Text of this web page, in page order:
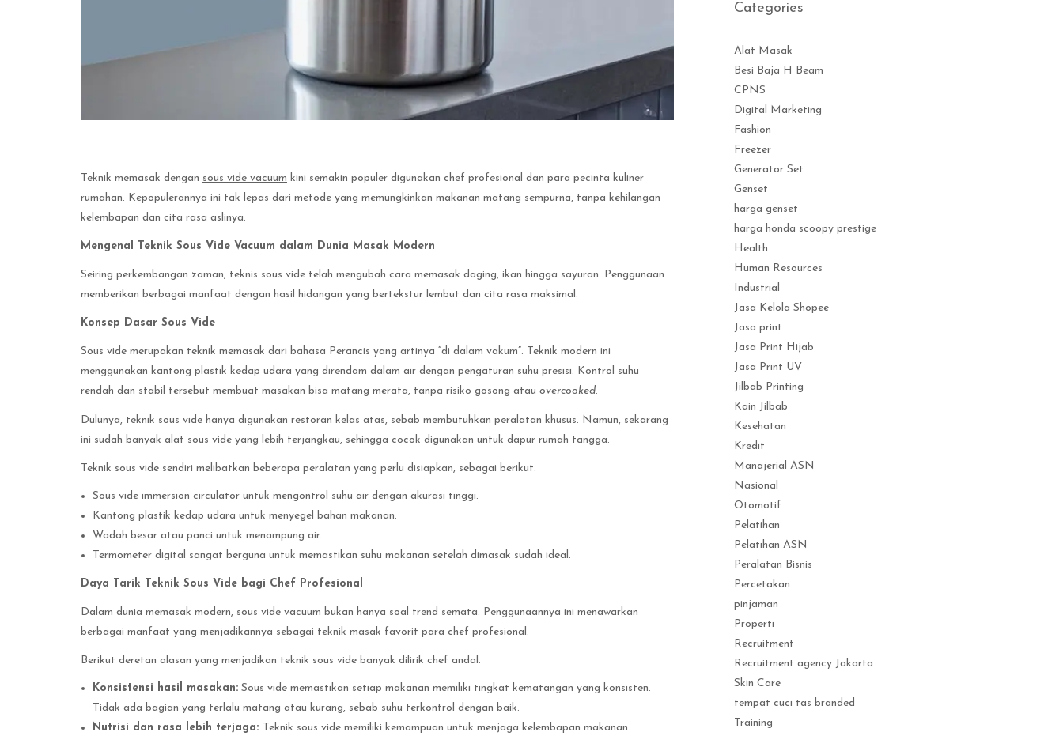
Teknik memasak dengan sous vide vacuum kini semakin populer digunakan chef profesional dan para pecinta kuliner
rumahan. Kepopulerannya ini tak lepas dari metode yang memungkinkan makanan matang sempurna, tanpa kehilangan
kelembapan dan cita rasa aslinya.
Mengenal Teknik Sous Vide Vacuum dalam Dunia Masak Modern
Seiring perkembangan zaman, teknis sous vide telah mengubah cara memasak daging, ikan hingga sayuran. Penggunaan
memberikan berbagai manfaat dengan hasil hidangan yang bertekstur lembut dan cita rasa maksimal.
Konsep Dasar Sous Vide
Sous vide merupakan teknik memasak dari bahasa Perancis yang artinya “di dalam vakum”. Teknik modern ini
menggunakan kantong plastik kedap udara yang direndam dalam air dengan pengaturan suhu presisi. Kontrol suhu
rendah dan stabil tersebut membuat masakan bisa matang merata, tanpa risiko gosong atau overcooked.
Dulunya, teknik sous vide hanya digunakan restoran kelas atas, sebab membutuhkan peralatan khusus. Namun, sekarang
ini sudah banyak alat sous vide yang lebih terjangkau, sehingga cocok digunakan untuk dapur rumah tangga.
Teknik sous vide sendiri melibatkan beberapa peralatan yang perlu disiapkan, sebagai berikut.
Sous vide immersion circulator untuk mengontrol suhu air dengan akurasi tinggi.
Kantong plastik kedap udara untuk menyegel bahan makanan.
Wadah besar atau panci untuk menampung air.
Termometer digital sangat berguna untuk memastikan suhu makanan setelah dimasak sudah ideal.
Daya Tarik Teknik Sous Vide bagi Chef Profesional
Dalam dunia memasak modern, sous vide vacuum bukan hanya soal trend semata. Penggunaannya ini menawarkan
berbagai manfaat yang menjadikannya sebagai teknik masak favorit para chef profesional.
Berikut deretan alasan yang menjadikan teknik sous vide banyak dilirik chef andal.
Konsistensi hasil masakan: Sous vide memastikan setiap makanan memiliki tingkat kematangan yang konsisten.
Tidak ada bagian yang terlalu matang atau kurang, sebab suhu terkontrol dengan baik.
Nutrisi dan rasa lebih terjaga: Teknik sous vide memiliki kemampuan untuk menjaga kelembapan makanan.
Categories
Alat Masak
Besi Baja H Beam
CPNS
Digital Marketing
Fashion
Freezer
Generator Set
Genset
harga genset
harga honda scoopy prestige
Health
Human Resources
Industrial
Jasa Kelola Shopee
Jasa print
Jasa Print Hijab
Jasa Print UV
Jilbab Printing
Kain Jilbab
Kesehatan
Kredit
Manajerial ASN
Nasional
Otomotif
Pelatihan
Pelatihan ASN
Peralatan Bisnis
Percetakan
pinjaman
Properti
Recruitment
Recruitment agency Jakarta
Skin Care
tempat cuci tas branded
Training